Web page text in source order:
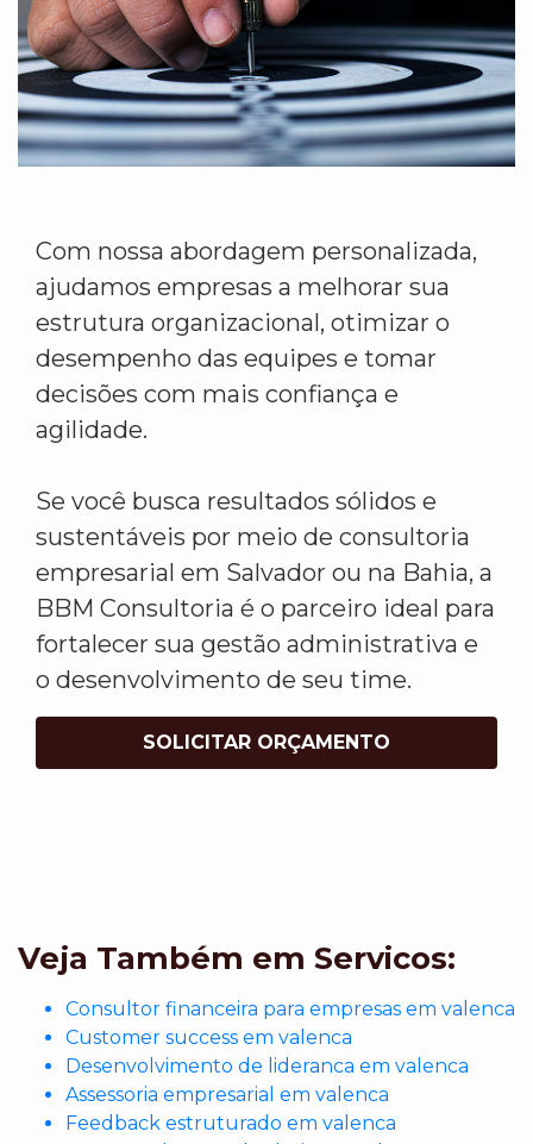
Com nossa abordagem personalizada,
ajudamos empresas a melhorar sua
estrutura organizacional, otimizar o
desempenho das equipes e tomar
decisões com mais confiança e
agilidade.
Se você busca resultados sólidos e
sustentáveis por meio de consultoria
empresarial em Salvador ou na Bahia, a
BBM Consultoria é o parceiro ideal para
fortalecer sua gestão administrativa e
o desenvolvimento de seu time.
SOLICITAR ORÇAMENTO
Veja Também em Servicos:
Consultor financeira para empresas em valenca
Customer success em valenca
Desenvolvimento de lideranca em valenca
Assessoria empresarial em valenca
Feedback estruturado em valenca